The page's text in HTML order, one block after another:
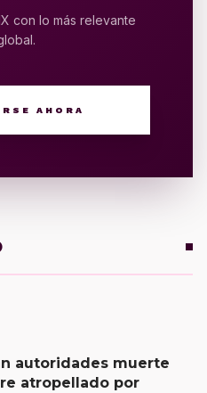
con lo más relevante
AHORA
autoridades muerte
atropellado por